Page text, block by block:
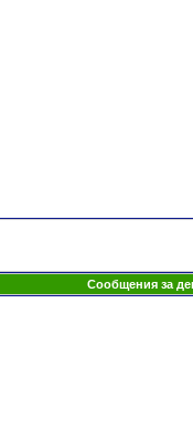
Сообщения за